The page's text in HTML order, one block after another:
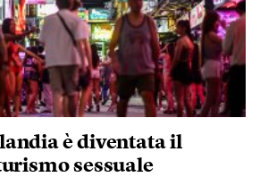
è diventata il
sessuale